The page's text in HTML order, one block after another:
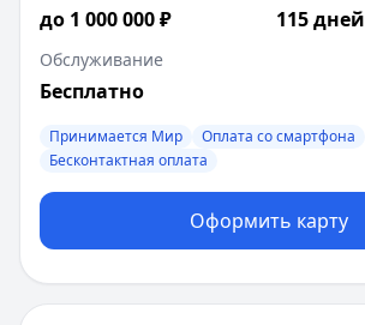
до 1 000 000 ₽ 115 дней
Обслуживание
Бесплатно
Принимается Мир
Оплата со смартфона
Бесконтактная оплата
Оформить карту